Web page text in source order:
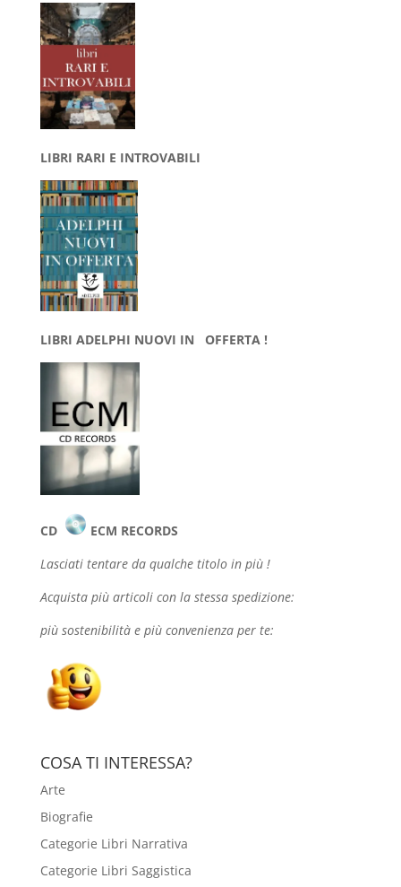
LIBRI RARI E INTROVABILI
LIBRI ADELPHI NUOVI IN OFFERTA !
CD
ECM RECORDS
Lasciati tentare da qualche titolo in più !
Acquista più articoli con la stessa spedizione:
più sostenibilità e più convenienza per te:
COSA TI INTERESSA?
Arte
Biografie
Categorie Libri Narrativa
Categorie Libri Saggistica